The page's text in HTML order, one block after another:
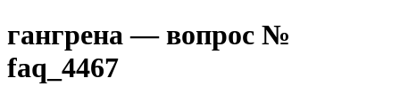
гангрена — вопрос №
faq_4467